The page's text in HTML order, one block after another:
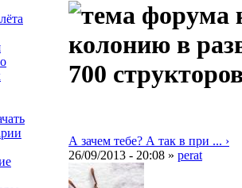
колонию в
700
А зачем тебе? А так в при ... ›
26/09/2013 - 20:08 » perat